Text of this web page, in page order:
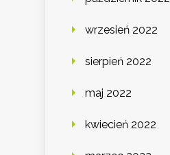
wrzesień 2022
sierpień 2022
maj 2022
kwiecień 2022